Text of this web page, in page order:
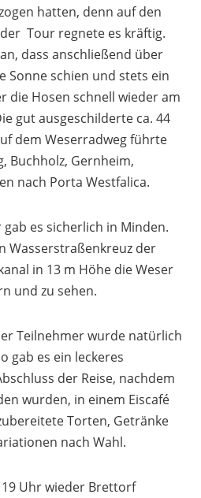
hatten, denn auf den
Tour regnete es kräftig.
dass anschließend über
Sonne schien und stets ein
die Hosen schnell wieder am
gut ausgeschilderte ca. 44
dem Weserradweg führte
Buchholz, Gernheim,
nach Porta Westfalica.
es sicherlich in Minden.
Wasserstraßenkreuz der
in 13 m Höhe die Weser
und zu sehen.
Teilnehmer wurde natürlich
gab es ein leckeres
der Reise, nachdem
wurden, in einem Eiscafé
Torten, Getränke
nach Wahl.
Uhr wieder Brettorf